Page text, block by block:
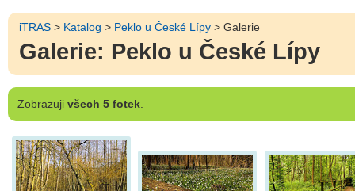
iTRAS > Katalog > Peklo u České Lípy > Galerie
Galerie: Peklo u České Lípy
Zobrazuji všech 5 fotek.